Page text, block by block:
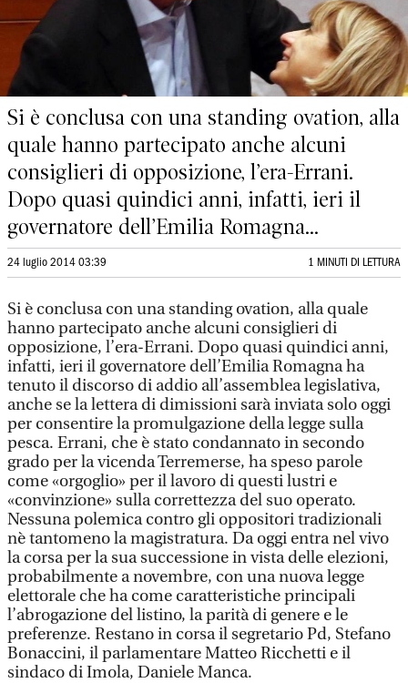
Si è conclusa con una standing ovation, alla
quale hanno partecipato anche alcuni
consiglieri di opposizione, l’era-Errani.
Dopo quasi quindici anni, infatti, ieri il
governatore dell’Emilia Romagna...
24 luglio 2014 03:39 1 MINUTI DI LETTURA
Si è conclusa con una standing ovation, alla quale
hanno partecipato anche alcuni consiglieri di
opposizione, l’era-Errani. Dopo quasi quindici anni,
infatti, ieri il governatore dell’Emilia Romagna ha
tenuto il discorso di addio all’assemblea legislativa,
anche se la lettera di dimissioni sarà inviata solo oggi
per consentire la promulgazione della legge sulla
pesca. Errani, che è stato condannato in secondo
grado per la vicenda Terremerse, ha speso parole
come «orgoglio» per il lavoro di questi lustri e
«convinzione» sulla correttezza del suo operato.
Nessuna polemica contro gli oppositori tradizionali
nè tantomeno la magistratura. Da oggi entra nel vivo
la corsa per la sua successione in vista delle elezioni,
probabilmente a novembre, con una nuova legge
elettorale che ha come caratteristiche principali
l’abrogazione del listino, la parità di genere e le
preferenze. Restano in corsa il segretario Pd, Stefano
Bonaccini, il parlamentare Matteo Ricchetti e il
sindaco di Imola, Daniele Manca.